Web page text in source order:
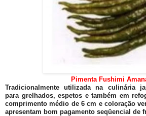
Pimenta Fushimi
Tradicionalmente utilizada na culinária
para grelhados, espetos e também em
comprimento médio de 6 cm e coloração
apresentam bom pagamento seqüencial de